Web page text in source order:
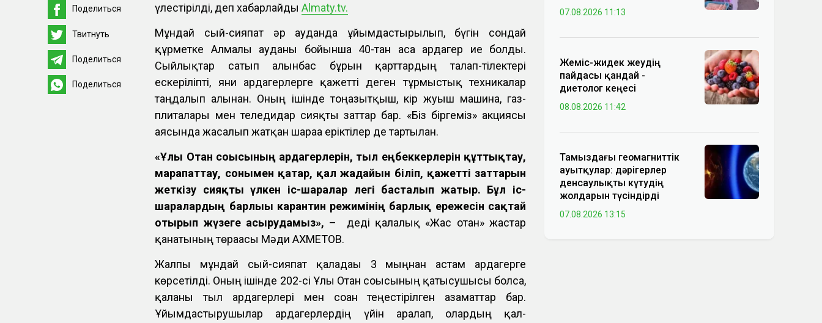
Поделиться
Твитнуть
Поделиться
Поделиться
үлестірілді, деп хабарлайдыAlmaty.tv.
Мұндай сый-сияпат әр ауданда ұйымдастырылып, бүгін сондай
құрметке Алмалы ауданы бойынша 40-тан аса ардагер ие болды.
Сыйлықтар сатып алынбас бұрын қарттардың талап-тілектері
ескеріліпті, яғни ардагерлерге қажетті деген тұрмыстық техникалар
таңдалып алынған. Оның ішінде тоңазытқыш, кір жуғыш машина, газ-
плиталары мен теледидар сияқты заттар бар. «Біз біргеміз» акциясы
аясында жасалып жатқан шараға еріктілер де тартылған.
«Ұлы Отан соғысының ардагерлерін, тыл еңбеккерлерін құттықтау,
марапаттау, сонымен қатар, қал жағдайын біліп, қажетті заттарын
жеткізу сияқты үлкен іс-шаралар легі басталып жатыр. Бұл іс-
шаралардың барлығы карантин режимінің барлық ережесін сақтай
отырып жүзеге асырудамыз», – деді қалалық «Жас отан» жастар
қанатының төрағасы Мәди АХМЕТОВ.
Жалпы мұндай сый-сияпат қаладағы 3 мыңнан астам ардагерге
көрсетілді. Оның ішінде 202-сі Ұлы Отан соғысының қатысушысы болса,
қалғаны тыл ардагерлері мен соған теңестірілген азаматтар бар.
Ұйымдастырушылар ардагерлердің үйін аралап, олардың қал-
07.08.2026 11:13
Жеміс-жидек жеудің
пайдасы қандай -
диетолог кеңесі
08.08.2026 11:42
Тамыздағы геомагниттік
ауытқулар: дәрігерлер
денсаулықты күтудің
жолдарын түсіндірді
07.08.2026 13:15